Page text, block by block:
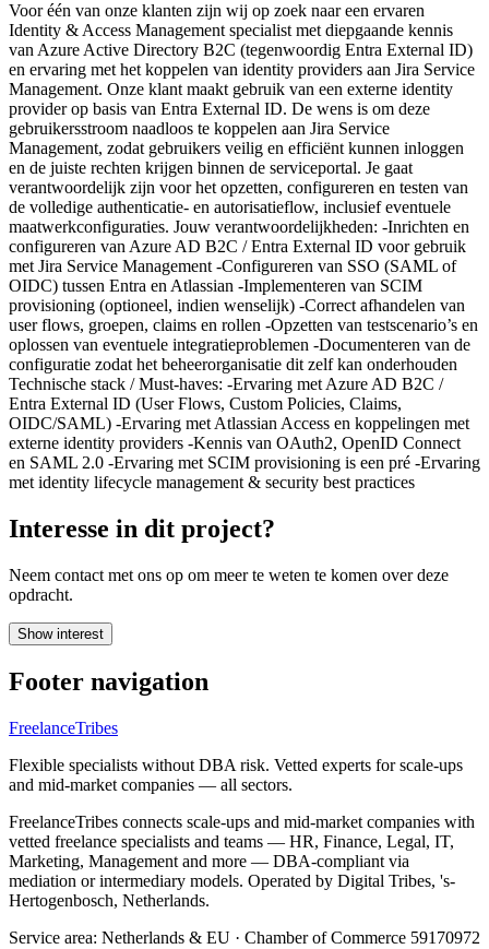
Voor één van onze klanten zijn wij op zoek naar een ervaren
Identity & Access Management specialist met diepgaande kennis
van Azure Active Directory B2C (tegenwoordig Entra External ID)
en ervaring met het koppelen van identity providers aan Jira Service
Management. Onze klant maakt gebruik van een externe identity
provider op basis van Entra External ID. De wens is om deze
gebruikersstroom naadloos te koppelen aan Jira Service
Management, zodat gebruikers veilig en efficiënt kunnen inloggen
en de juiste rechten krijgen binnen de serviceportal. Je gaat
verantwoordelijk zijn voor het opzetten, configureren en testen van
de volledige authenticatie- en autorisatieflow, inclusief eventuele
maatwerkconfiguraties. Jouw verantwoordelijkheden: -Inrichten en
configureren van Azure AD B2C / Entra External ID voor gebruik
met Jira Service Management -Configureren van SSO (SAML of
OIDC) tussen Entra en Atlassian -Implementeren van SCIM
provisioning (optioneel, indien wenselijk) -Correct afhandelen van
user flows, groepen, claims en rollen -Opzetten van testscenario’s en
oplossen van eventuele integratieproblemen -Documenteren van de
configuratie zodat het beheerorganisatie dit zelf kan onderhouden
Technische stack / Must-haves: -Ervaring met Azure AD B2C /
Entra External ID (User Flows, Custom Policies, Claims,
OIDC/SAML) -Ervaring met Atlassian Access en koppelingen met
externe identity providers -Kennis van OAuth2, OpenID Connect
en SAML 2.0 -Ervaring met SCIM provisioning is een pré -Ervaring
met identity lifecycle management & security best practices
Interesse in dit project?
Neem contact met ons op om meer te weten te komen over deze
opdracht.
Show interest
Footer navigation
FreelanceTribes
Flexible specialists without DBA risk. Vetted experts for scale-ups
and mid-market companies — all sectors.
FreelanceTribes connects scale-ups and mid-market companies with
vetted freelance specialists and teams — HR, Finance, Legal, IT,
Marketing, Management and more — DBA-compliant via
mediation or intermediary models. Operated by Digital Tribes, 's-
Hertogenbosch, Netherlands.
Service area: Netherlands & EU · Chamber of Commerce 59170972